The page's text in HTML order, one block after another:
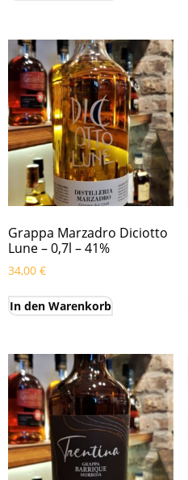
Grappa Marzadro Diciotto
Lune – 0,7l – 41%
34,00 €
In den Warenkorb